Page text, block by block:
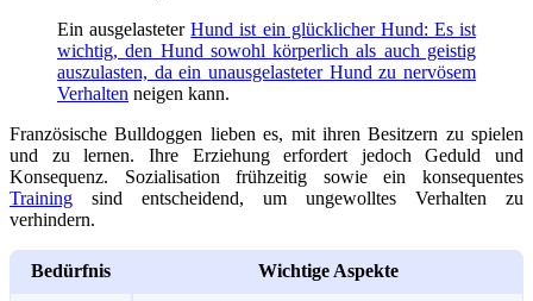
Ein ausgelasteterHund ist ein glücklicher Hund: Es ist
wichtig, den Hund sowohl körperlich als auch geistig
auszulasten, da ein unausgelasteter Hund zu nervösem
Verhalten neigen kann.
Französische Bulldoggen lieben es, mit ihren Besitzern zu spielen
und zu lernen. Ihre Erziehung erfordert jedoch Geduld und
Konsequenz. Sozialisation frühzeitig sowie ein konsequentes
Training sind entscheidend, um ungewolltes Verhalten zu
verhindern.
Bedürfnis Wichtige Aspekte